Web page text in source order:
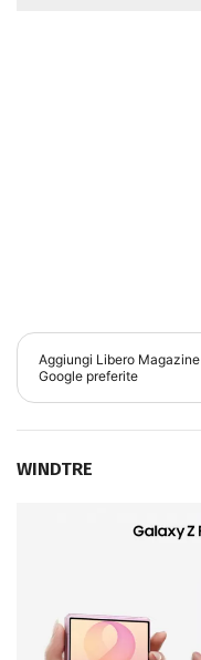
Aggiungi Libero Magazine
Google preferite
WINDTRE